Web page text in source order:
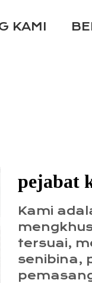
KAMI
pejabat
Kami
tersuai,
senibina,